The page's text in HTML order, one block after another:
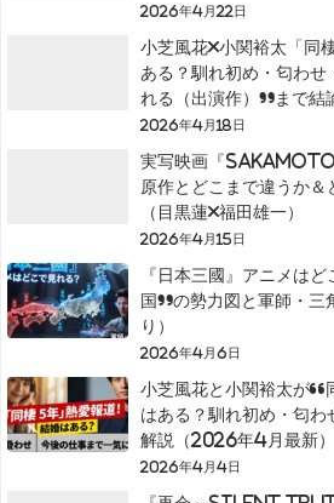
2026年4月22日
小芝風花×小関裕太「同
ある？馴れ初め・匂わ
れる（出演作）”まで結
2026年4月18日
実写映画『
原作とどこまで違うか
（目黒蓮×福田雄一）
2026年4月15日
『日本三國』アニメは
国”の勢力図と軍師・三
り）
2026年4月6日
小芝風花と小関裕太が“
はある？馴れ初め・匂わ
解説（2026年4月最新）
2026年4月4日